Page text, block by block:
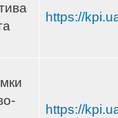
https://
https://